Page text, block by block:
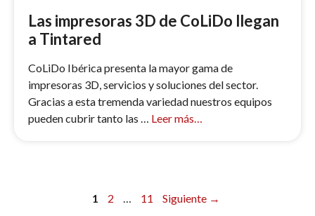
Las impresoras 3D de CoLiDo llegan
a Tintared
CoLiDo Ibérica presenta la mayor gama de
impresoras 3D, servicios y soluciones del sector.
Gracias a esta tremenda variedad nuestros equipos
pueden cubrir tanto las … Leer más…
1 2 … 11 Siguiente →